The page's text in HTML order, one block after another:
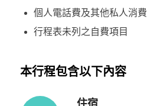
個人電話費及其他私人消費
行程表未列之自費項目
本行程包含以下內容